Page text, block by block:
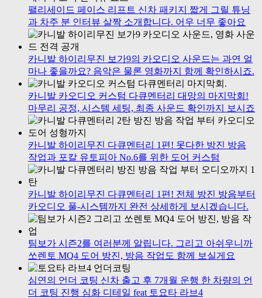
팰리세이드 페이스 리프트 신차 패키지 짧게 그릴 튜닝
과 차주 분 인터뷰 살짝 소개합니다. 어우 너무 좋아요
카니발 하이리무진 보가9의 카오디오 사운드는 과연 얼
마나 좋을까요? 음악은 물론 영화까지 함께 확인하시죠.
카니발 카오디오 커스텀 다큐멘터리 대망의 마지막회!
마무리 공정, 시스템 세팅, 최종 사운드 확인까지 보시죠
카니발 하이리무진 다큐멘터리 1편! 못다한 방진 방음
작업과 포칼 유토피아 No.6를 위한 도어 커스텀
카니발 하이리무진 다큐멘터리 1편! 전체 방진 방음부터
카오디오 풀-시스템까지 완전 상세하게 보시겠습니다.
팀보가 시즌2를 여러분께 알립니다. 그리고 아쉬우니까
쏘렌토 MQ4 도어 방진, 방음 작업도 함께 보실게요
심연의 언더 코팅 신차 출고 후 7개월 운행 한 차량의 언
더 코팅 진행 심화 디테일 feat 토요타 라브4